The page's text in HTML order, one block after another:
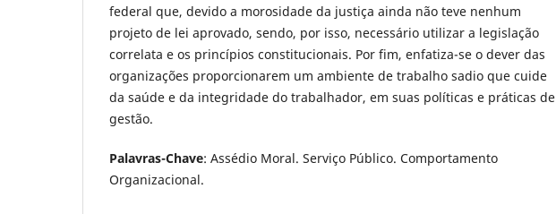
federal que, devido a morosidade da justiça ainda não teve nenhum
projeto de lei aprovado, sendo, por isso, necessário utilizar a legislação
correlata e os princípios constitucionais. Por fim, enfatiza-se o dever das
organizações proporcionarem um ambiente de trabalho sadio que cuide
da saúde e da integridade do trabalhador, em suas políticas e práticas de
gestão.
Palavras-Chave: Assédio Moral. Serviço Público. Comportamento
Organizacional.